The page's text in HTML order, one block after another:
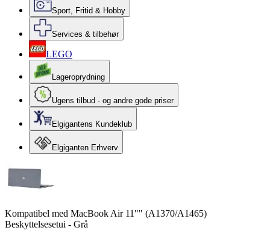
Sport, Fritid & Hobby
Services & tilbehør
LEGO
Lageroprydning
Ugens tilbud - og andre gode priser
Elgigantens Kundeklub
Elgiganten Erhverv
Kompatibel med MacBook Air 11"" (A1370/A1465)
Beskyttelsesetui - Grå